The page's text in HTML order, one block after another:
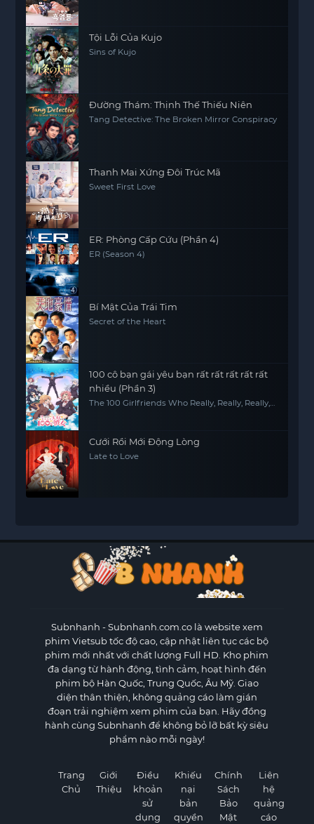
Tội Lỗi Của Kujo
Sins of Kujo
Đường Thám: Thịnh Thế Thiếu Niên
Tang Detective: The Broken Mirror Conspiracy
Thanh Mai Xứng Đôi Trúc Mã
Sweet First Love
ER: Phòng Cấp Cứu (Phần 4)
ER (Season 4)
Bí Mật Của Trái Tim
Secret of the Heart
100 cô bạn gái yêu bạn rất rất rất rất rất
nhiều (Phần 3)
The 100 Girlfriends Who Really, Really, Really,
Cưới Rồi Mới Động Lòng
Late to Love
Subnhanh - Subnhanh.com.co là website xem
phim Vietsub tốc độ cao, cập nhật liên tục các bộ
phim mới nhất với chất lượng Full HD. Kho phim
đa dạng từ hành động, tình cảm, hoạt hình đến
phim bộ Hàn Quốc, Trung Quốc, Âu Mỹ. Giao
diện thân thiện, không quảng cáo làm gián
đoạn trải nghiệm xem phim của bạn. Hãy đồng
hành cùng Subnhanh để không bỏ lỡ bất kỳ siêu
phẩm nào mỗi ngày!
Trang
Chủ
Giới
Thiệu
Điều
khoản
sử
dụng
Khiếu
nại
bản
quyền
Chính
Sách
Bảo
Mật
Liên
hệ
quảng
cáo